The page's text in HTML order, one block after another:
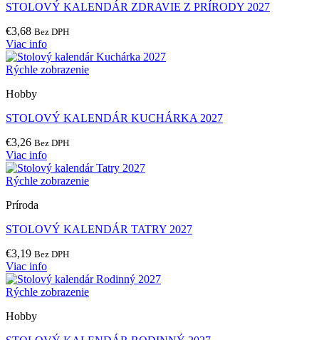
STOLOVÝ KALENDÁR ZDRAVIE Z PRÍRODY 2027
€3,68 Bez DPH
Viac info
Rýchle zobrazenie
Hobby
STOLOVÝ KALENDÁR KUCHÁRKA 2027
€3,26 Bez DPH
Viac info
Rýchle zobrazenie
Príroda
STOLOVÝ KALENDÁR TATRY 2027
€3,19 Bez DPH
Viac info
Rýchle zobrazenie
Hobby